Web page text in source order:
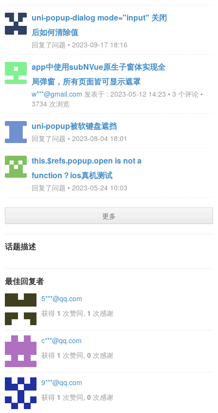
uni-popup-dialog mode="input" 关闭
后如何清除值
回复了问题 • 2023-09-17 18:16
app中使用subNVue原生子窗体实现全
局弹窗，所有页面皆可显示遮罩
w***@gmail.com 发表于 : 2023-05-12 14:23 • 3 个评论 •
3734 次浏览
uni-popup被软键盘遮挡
回复了问题 • 2023-08-04 18:01
this.$refs.popup.open is not a
function？ios真机测试
回复了问题 • 2023-05-24 10:03
更多
话题描述
最佳回复者
5***@qq.com
获得 1 次赞同, 1 次感谢
c***@qq.com
获得 1 次赞同, 0 次感谢
9***@qq.com
获得 1 次赞同, 0 次感谢